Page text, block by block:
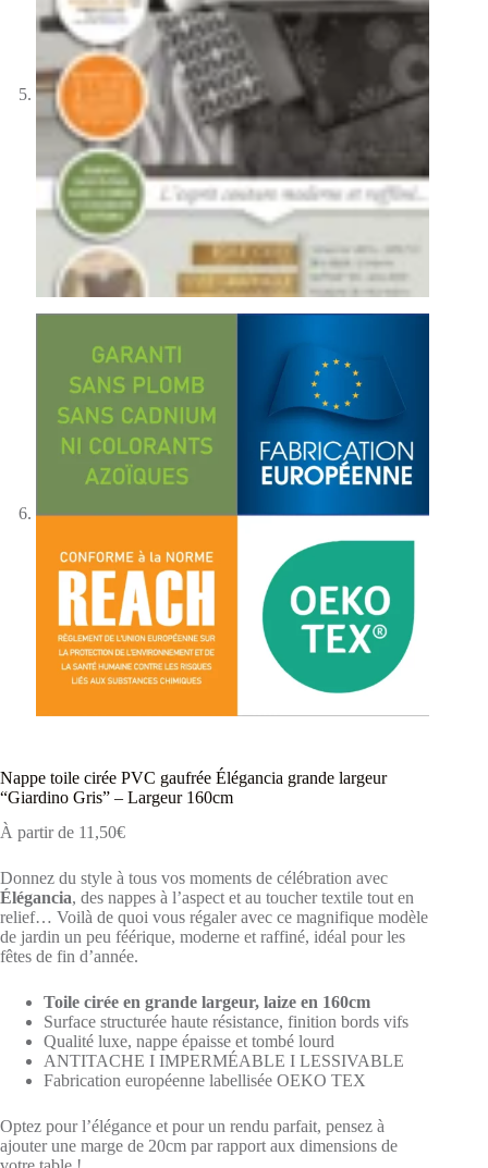
Nappe toile cirée PVC gaufrée Élégancia grande largeur
“Giardino Gris” – Largeur 160cm
À partir de 11,50€
Donnez du style à tous vos moments de célébration avec
Élégancia, des nappes à l’aspect et au toucher textile tout en
relief… Voilà de quoi vous régaler avec ce magnifique modèle
de jardin un peu féérique, moderne et raffiné, idéal pour les
fêtes de fin d’année.
Toile cirée en grande largeur, laize en 160cm
Surface structurée haute résistance, finition bords vifs
Qualité luxe, nappe épaisse et tombé lourd
ANTITACHE I IMPERMÉABLE I LESSIVABLE
Fabrication européenne labellisée OEKO TEX
Optez pour l’élégance et pour un rendu parfait, pensez à
ajouter une marge de 20cm par rapport aux dimensions de